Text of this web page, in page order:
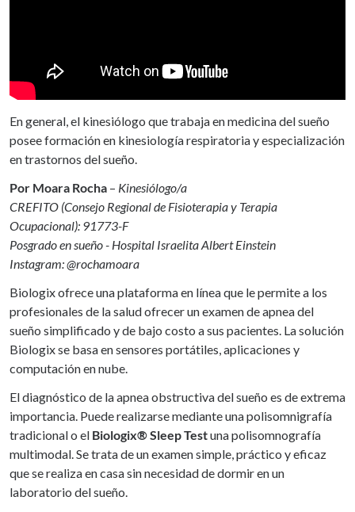
En general, el kinesiólogo que trabaja en medicina del sueño
posee formación en kinesiología respiratoria y especialización
en trastornos del sueño.
Por Moara Rocha – Kinesiólogo/a
CREFITO (Consejo Regional de Fisioterapia y Terapia
Ocupacional): 91773-F
Posgrado en sueño - Hospital Israelita Albert Einstein
Instagram: @rochamoara
Biologix ofrece una plataforma en línea que le permite a los
profesionales de la salud ofrecer un examen de apnea del
sueño simplificado y de bajo costo a sus pacientes. La solución
Biologix se basa en sensores portátiles, aplicaciones y
computación en nube.
El diagnóstico de la apnea obstructiva del sueño es de extrema
importancia. Puede realizarse mediante una polisomnigrafía
tradicional o el Biologix® Sleep Testuna polisomnografía
multimodal. Se trata de un examen simple, práctico y eficaz
que se realiza en casa sin necesidad de dormir en un
laboratorio del sueño.